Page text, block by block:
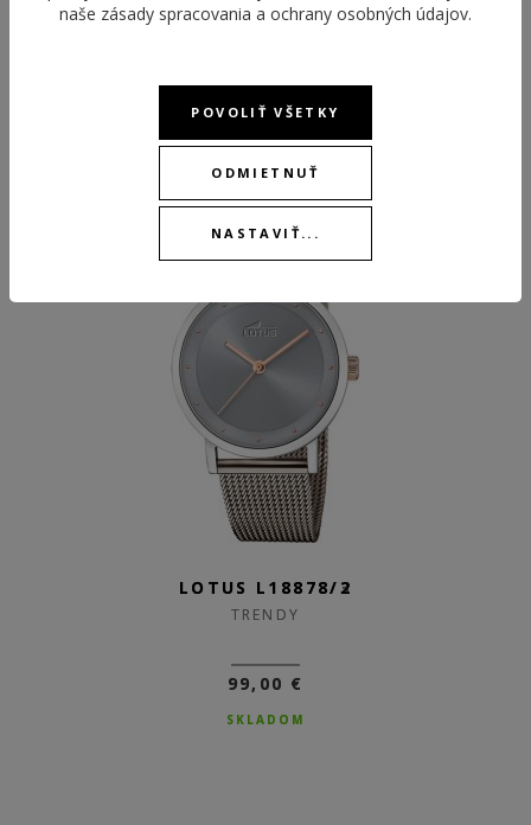
ODPORÚČANÉ PRODUKTY
LOTUS L18878/2
TRENDY
99,00 €
SKLADOM
naše zásady spracovania a ochrany osobných údajov.
POVOLIŤ VŠETKY
ODMIETNUŤ
NASTAVIŤ...